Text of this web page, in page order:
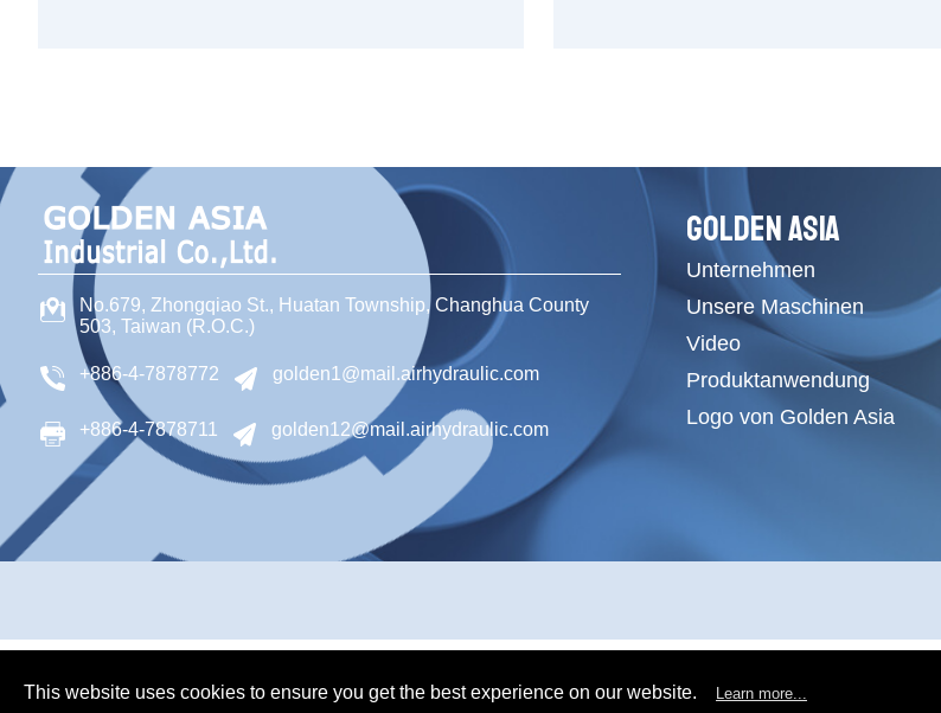
No.679, Zhongqiao St., Huatan Township,Changhua County
503, Taiwan (R.O.C.)
+886-4-7878772 golden1@mail.airhydraulic.com
+886-4-7878711 golden12@mail.airhydraulic.com
GOLDEN ASIA
Unternehmen
Unsere Maschinen
Video
Produktanwendung
Logo von Golden Asia
This website uses cookies to ensure you get the best experience on our website. Learn more...